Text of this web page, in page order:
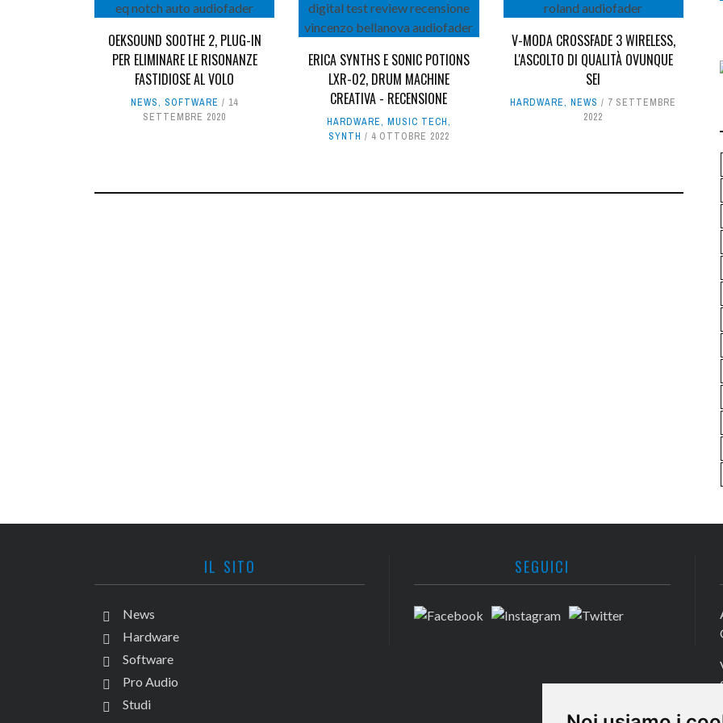
OEKSOUND SOOTHE 2, PLUG-IN
PER ELIMINARE LE RISONANZE
FASTIDIOSE AL VOLO
NEWS, SOFTWARE
14
SETTEMBRE 2020
ERICA SYNTHS E SONIC POTIONS
LXR-02, DRUM MACHINE
CREATIVA - RECENSIONE
HARDWARE, MUSIC TECH,
SYNTH
4 OTTOBRE 2022
V-MODA CROSSFADE 3 WIRELESS,
L'ASCOLTO DI QUALITÀ OVUNQUE
SEI
HARDWARE,NEWS
7 SETTEMBRE
2022
IL SITO
News
Hardware
Software
Pro Audio
Studi
SEGUICI